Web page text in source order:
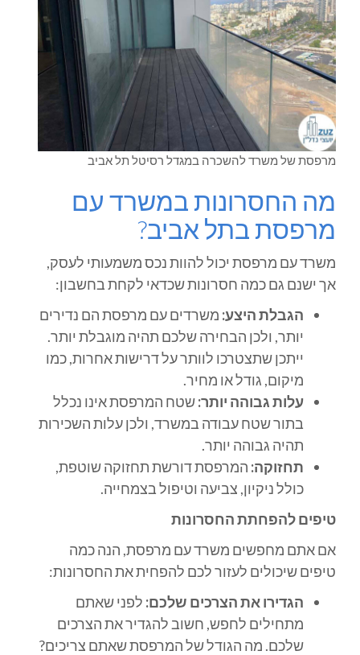
מרפסת של משרד להשכרה במגדל רסיטל תל אביב
מה החסרונות במשרד עם
מרפסת בתל אביב?
משרד עם מרפסת יכול להוות נכס משמעותי לעסק,
אך ישנם גם כמה חסרונות שכדאי לקחת בחשבון:
הגבלת היצע: משרדים עם מרפסת הם נדירים
יותר, ולכן הבחירה שלכם תהיה מוגבלת יותר.
ייתכן שתצטרכו לוותר על דרישות אחרות, כמו
מיקום, גודל או מחיר.
עלות גבוהה יותר:שטח המרפסת אינו נכלל
בתור שטח עבודה במשרד, ולכן עלות השכירות
תהיה גבוהה יותר.
תחזוקה: המרפסת דורשת תחזוקה שוטפת,
כולל ניקיון, צביעה וטיפול בצמחייה.
טיפים להפחתת החסרונות
אם אתם מחפשים משרד עם מרפסת, הנה כמה
טיפים שיכולים לעזור לכם להפחית את החסרונות:
הגדירו את הצרכים שלכם: לפני שאתם
מתחילים לחפש, חשוב להגדיר את הצרכים
שלכם. מה הגודל של המרפסת שאתם צריכים?